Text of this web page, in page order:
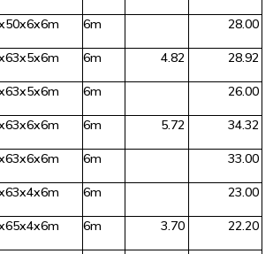
6m 28.00
6m 4.82 28.92
6m 26.00
6m 5.72 34.32
6m 33.00
6m 23.00
6m 3.70 22.20